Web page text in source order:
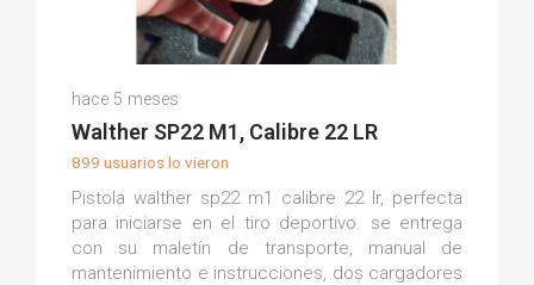
(0)
hace 5 meses
Walther SP22 M1, Calibre 22 LR
899 usuarios lo vieron
Pistola walther sp22 m1 calibre 22 lr, perfecta
para iniciarse en el tiro deportivo. se entrega
con su maletín de transporte, manual de
mantenimiento e instrucciones, dos cargadores